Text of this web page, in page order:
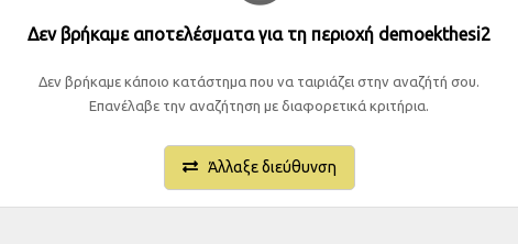
Δεν βρήκαμε αποτελέσματα για τη περιοχή demoekthesi2
Δεν βρήκαμε κάποιο κατάστημα που να ταιριάζει στην αναζήτή σου.
Επανέλαβε την αναζήτηση με διαφορετικά κριτήρια.
Άλλαξε διεύθυνση